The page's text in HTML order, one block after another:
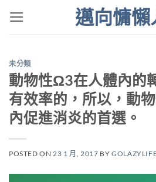
邁向慵懶
未分類
動物性Ω3在人體內的
有效率的，所以，動
內促進消炎的首選。
POSTED ON23 1 月, 2017 BY